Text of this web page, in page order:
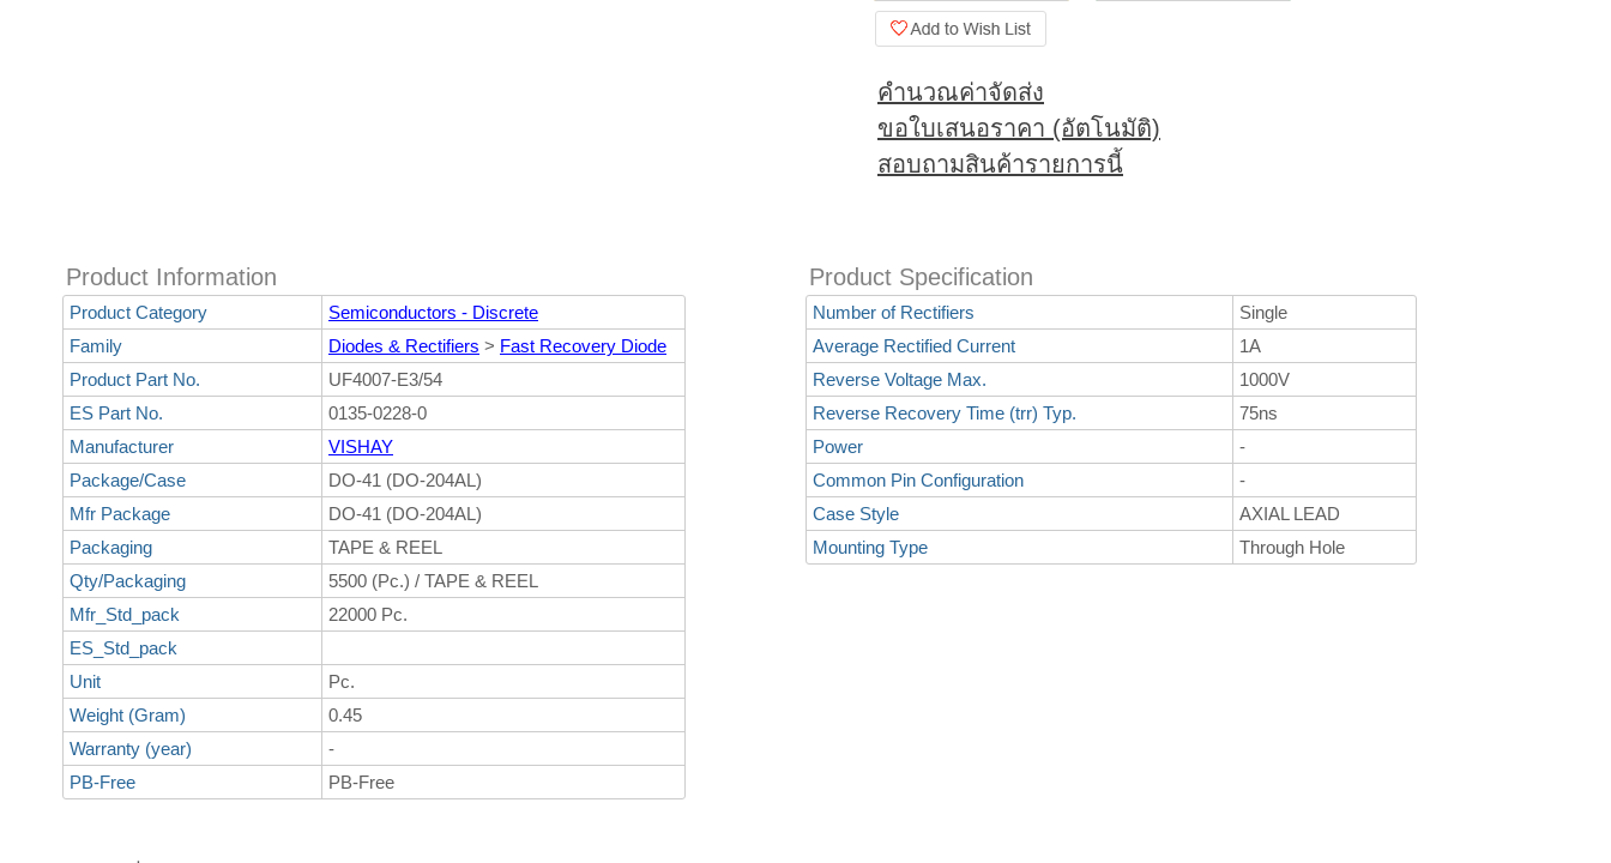
คำนวณค่าจัดส่ง
ขอใบเสนอราคา (อัตโนมัติ)
สอบถามสินค้ารายการนี้
Product Information
Product Category
Semiconductors - Discrete
Family
Diodes & Rectifiers > Fast Recovery Diode
Product Part No.
UF4007-E3/54
ES Part No.
0135-0228-0
Manufacturer
VISHAY
Package/Case
DO-41 (DO-204AL)
Mfr Package
DO-41 (DO-204AL)
Packaging
TAPE & REEL
Qty/Packaging
5500 (Pc.) / TAPE & REEL
Mfr_Std_pack
22000 Pc.
ES_Std_pack
Unit
Pc.
Weight (Gram)
0.45
Warranty (year)
-
PB-Free
PB-Free
Product Specification
Number of Rectifiers
Single
Average Rectified Current
1A
Reverse Voltage Max.
1000V
Reverse Recovery Time (trr) Typ.
75ns
Power
-
Common Pin Configuration
-
Case Style
AXIAL LEAD
Mounting Type
Through Hole